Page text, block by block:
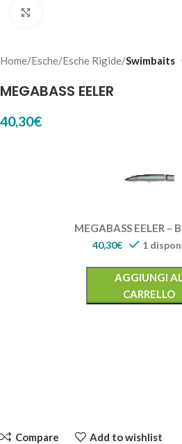
Home Esche Esche Rigide Swimbaits
MEGABASS EELER
40,30€
MEGABASS EELER –
40,30€ 1
AGGIUNGI
CARRELLO
Compare Add to wishlist